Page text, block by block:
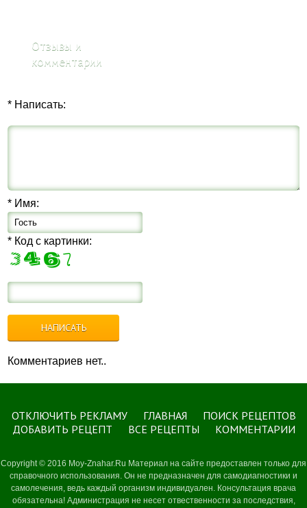
Отзывы и
комментарии
* Написать:
* Имя:
* Код с картинки:
Комментариев нет..
ОТКЛЮЧИТЬ РЕКЛАМУ ГЛАВНАЯ
ПОИСК РЕЦЕПТОВ
ДОБАВИТЬ РЕЦЕПТ
ВСЕ РЕЦЕПТЫ КОММЕНТАРИИ
Copyright © 2016 Moy-Znahar.Ru Материал на сайте предоставлен только для
справочного использования. Он не предназначен для самодиагностики и
самолечения, ведь каждый организм индивидуален. Консультация врача
обязательна! Администрация не несет отвественности за последствия,